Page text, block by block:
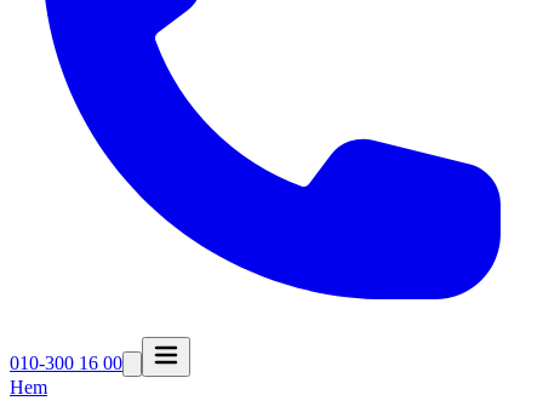
010-300 16 00
Hem